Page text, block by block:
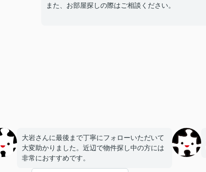
また、お部屋探しの際はご相談ください。
大岩さんに最後まで丁寧にフォローいただいて
大変助かりました。近辺で物件探し中の方には
非常におすすめです。